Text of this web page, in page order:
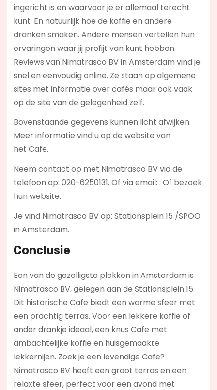
ingericht is en waarvoor je er allemaal terecht
kunt. En natuurlijk hoe de koffie en andere
dranken smaken. Andere mensen vertellen hun
ervaringen waar jij profijt van kunt hebben.
Reviews van Nimatrasco BV in Amsterdam vind je
snel en eenvoudig online. Ze staan op algemene
sites met informatie over cafés maar ook vaak
op de site van de gelegenheid zelf.
Bovenstaande gegevens kunnen licht afwijken.
Meer informatie vind u op de website van
het Cafe.
Neem contact op met Nimatrasco BV via de
telefoon op: 020-6250131. Of via email: . Of bezoek
hun website:
Je vind Nimatrasco BV op: Stationsplein 15 /SPOO
in Amsterdam.
Conclusie
Een van de gezelligste plekken in Amsterdam is
Nimatrasco BV, gelegen aan de Stationsplein 15.
Dit historische Cafe biedt een warme sfeer met
een prachtig terras. Voor een lekkere koffie of
ander drankje ideaal, een knus Cafe met
ambachtelijke koffie en huisgemaakte
lekkernijen. Zoek je een levendige Cafe?
Nimatrasco BV heeft een groot terras en een
relaxte sfeer, perfect voor een avond met